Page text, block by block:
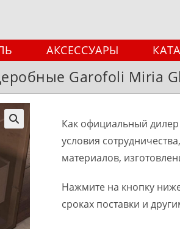
АКСЕССУАРЫ
Garofoli Miria
Как официальный
условия
материалов,
Нажмите на кнопку
сроках поставки и